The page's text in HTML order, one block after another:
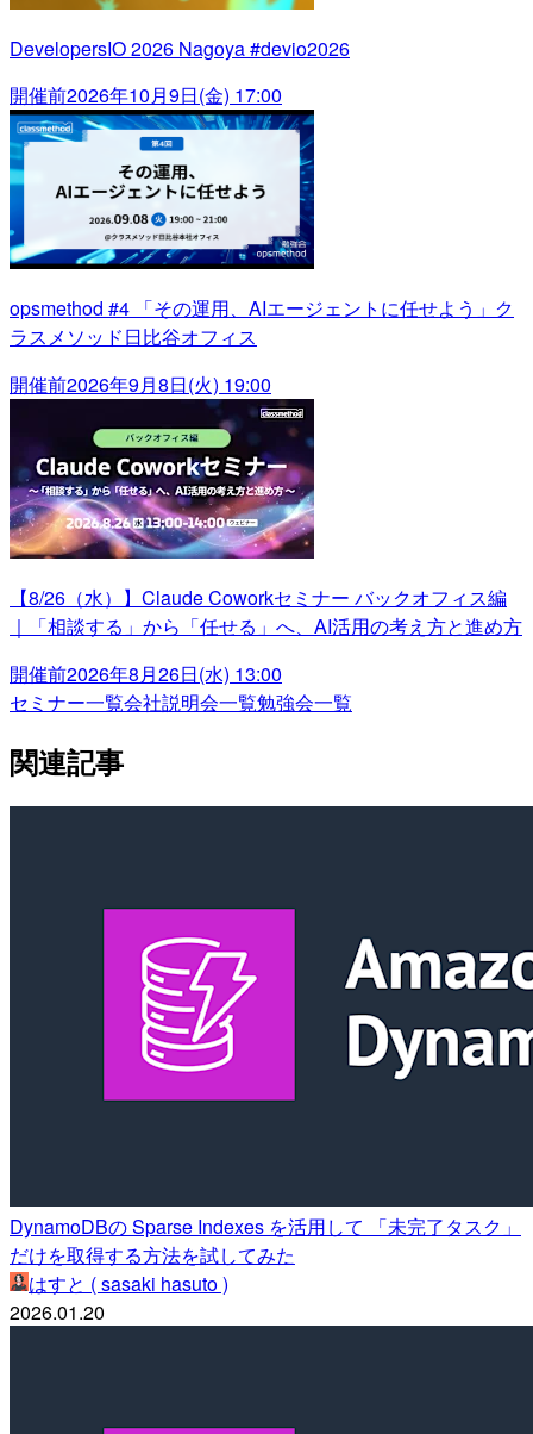
DevelopersIO 2026 Nagoya #devio2026
開催前2026年10月9日(金) 17:00
opsmethod #4 「その運用、AIエージェントに任せよう」ク
ラスメソッド日比谷オフィス
開催前2026年9月8日(火) 19:00
【8/26（水）】Claude Coworkセミナー バックオフィス編
｜「相談する」から「任せる」へ、AI活用の考え方と進め方
開催前2026年8月26日(水) 13:00
セミナー一覧会社説明会一覧勉強会一覧
関連記事
DynamoDBの Sparse Indexes を活用して 「未完了タスク」
だけを取得する方法を試してみた
はすと ( sasaki hasuto )
2026.01.20